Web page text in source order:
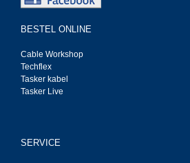
BESTEL ONLINE
Cable Workshop
Techflex
Tasker kabel
Tasker Live
SERVICE